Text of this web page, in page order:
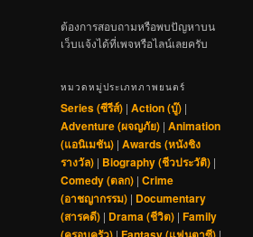
ต้องการสอบถามหรือพบปัญหาบน
เว็บแจ้งได้ที่เพจหรือไลน์เลยครับ
หมวดหมู่ประเภทภาพยนตร์
Series (ซีรีส์) | Action (บู๊) |
Adventure (ผจญภัย) | Animation
(แอนิเมชัน) | Awards (หนังชิง
รางวัล) | Biography (ชีวประวัติ) |
Comedy (ตลก) | Crime
(อาชญากรรม) | Documentary
(สารคดี) | Drama (ชีวิต) | Family
| |